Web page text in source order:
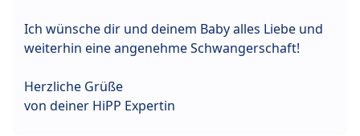
Ich wünsche dir und deinem Baby alles Liebe und
weiterhin eine angenehme Schwangerschaft!
Herzliche Grüße
von deiner HiPP Expertin